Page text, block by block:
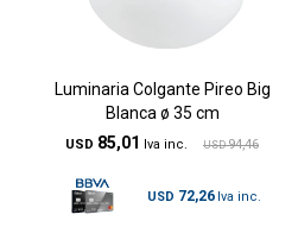
Luminaria Colgante Pireo Big
Blanca ø 35 cm
USD 85,01 USD 94,46
USD 72,26